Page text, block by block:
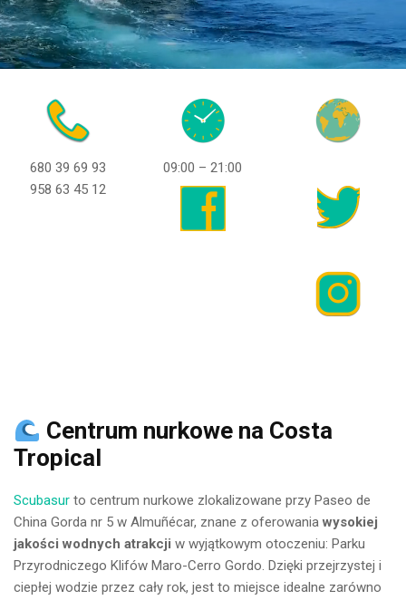
680 39 69 93
958 63 45 12
09:00 – 21:00
Centrum nurkowe na Costa
Tropical
Scubasur to centrum nurkowe zlokalizowane przy Paseo de
China Gorda nr 5 w Almuñécar, znane z oferowania wysokiej
jakości wodnych atrakcji w wyjątkowym otoczeniu: Parku
Przyrodniczego Klifów Maro-Cerro Gordo. Dzięki przejrzystej i
ciepłej wodzie przez cały rok, jest to miejsce idealne zarówno